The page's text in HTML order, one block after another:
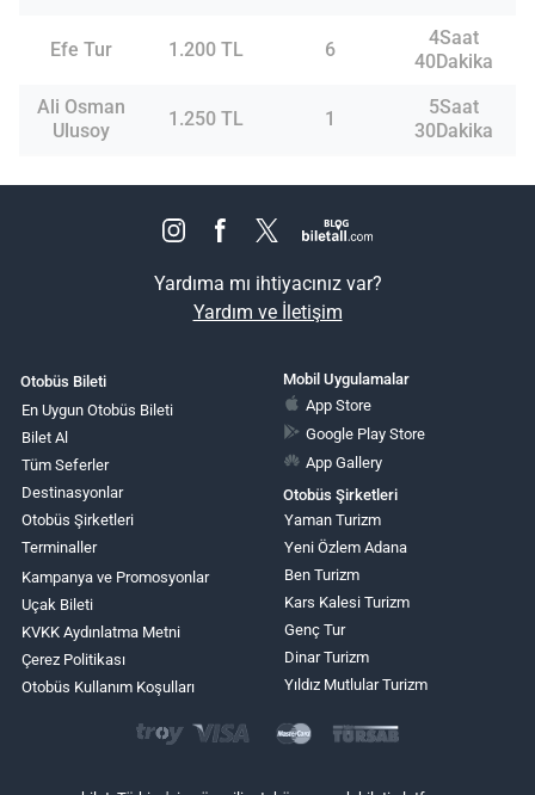
Efe Tur 1.200 TL 6
4Saat
40Dakika
Ali Osman
Ulusoy
1.250 TL 1
5Saat
30Dakika
Yardıma mı ihtiyacınız var?
Yardım ve İletişim
Otobüs Bileti
En Uygun Otobüs Bileti
Bilet Al
Tüm Seferler
Destinasyonlar
Otobüs Şirketleri
Terminaller
Kampanya ve Promosyonlar
Uçak Bileti
KVKK Aydınlatma Metni
Çerez Politikası
Otobüs Kullanım Koşulları
Mobil Uygulamalar
App Store
Google Play Store
App Gallery
Otobüs Şirketleri
Yaman Turizm
Yeni Özlem Adana
Ben Turizm
Kars Kalesi Turizm
Genç Tur
Dinar Turizm
Yıldız Mutlular Turizm